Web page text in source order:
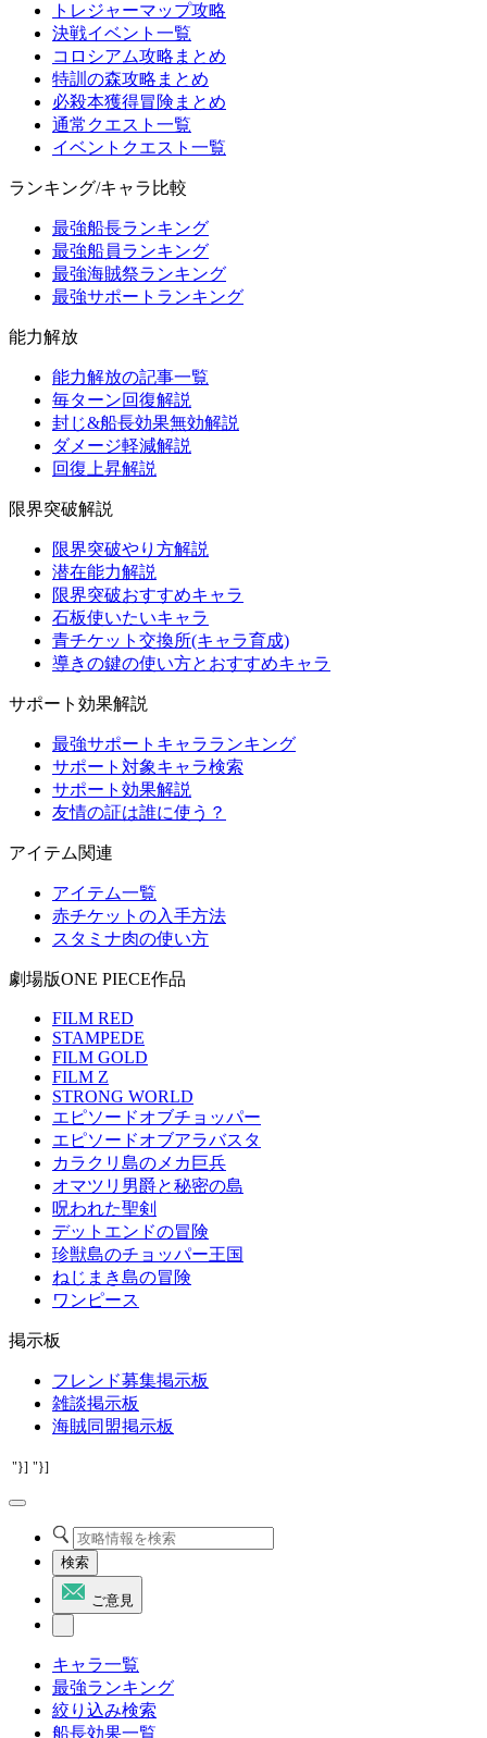
トレジャーマップ攻略
決戦イベント一覧
コロシアム攻略まとめ
特訓の森攻略まとめ
必殺本獲得冒険まとめ
通常クエスト一覧
イベントクエスト一覧
ランキング/キャラ比較
最強船長ランキング
最強船員ランキング
最強海賊祭ランキング
最強サポートランキング
能力解放
能力解放の記事一覧
毎ターン回復解説
封じ&船長効果無効解説
ダメージ軽減解説
回復上昇解説
限界突破解説
限界突破やり方解説
潜在能力解説
限界突破おすすめキャラ
石板使いたいキャラ
青チケット交換所(キャラ育成)
導きの鍵の使い方とおすすめキャラ
サポート効果解説
最強サポートキャラランキング
サポート対象キャラ検索
サポート効果解説
友情の証は誰に使う？
アイテム関連
アイテム一覧
赤チケットの入手方法
スタミナ肉の使い方
劇場版ONE PIECE作品
FILM RED
STAMPEDE
FILM GOLD
FILM Z
STRONG WORLD
エピソードオブチョッパー
エピソードオブアラバスタ
カラクリ島のメカ巨兵
オマツリ男爵と秘密の島
呪われた聖剣
デットエンドの冒険
珍獣島のチョッパー王国
ねじまき島の冒険
ワンピース
掲示板
フレンド募集掲示板
雑談掲示板
海賊同盟掲示板
"}] "}]
検索
ご意見
キャラ一覧
最強ランキング
絞り込み検索
船長効果一覧